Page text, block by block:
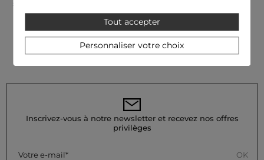
Inscrivez-vous à notre newsletter et recevez nos offres
privilèges
Votre e-mail OK
Tout accepter
Personnaliser votre choix